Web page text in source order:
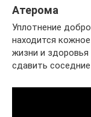
Атерома
Уплотнение
находится
жизни и
сдавить